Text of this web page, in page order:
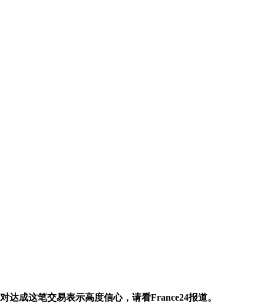
成这笔交易表示高度信心，请看France24报道。